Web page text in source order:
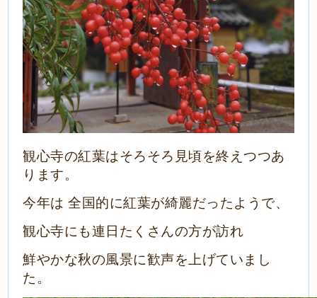
観心寺の紅葉はそろそろ見頃を終えつつあ
ります。
今年は 全国的に紅葉が綺麗だったようで、
観心寺にも連日たくさんの方が訪れ
鮮やかな秋の風景に歓声を上げていまし
た。